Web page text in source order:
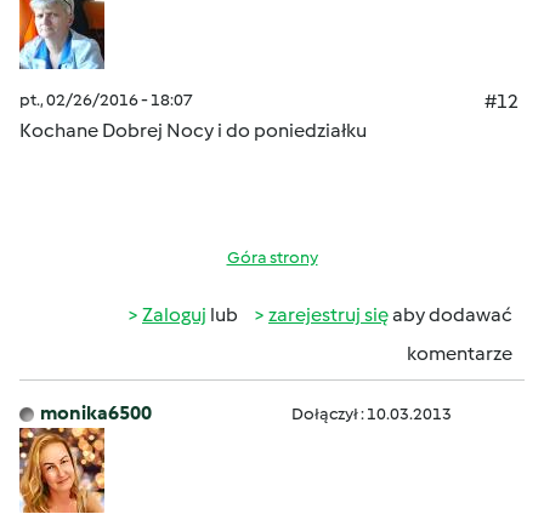
pt., 02/26/2016 - 18:07
#12
Kochane Dobrej Nocy i do poniedziałku
Góra strony
Zaloguj lub zarejestruj sięaby dodawać
komentarze
monika6500 Dołączył : 10.03.2013